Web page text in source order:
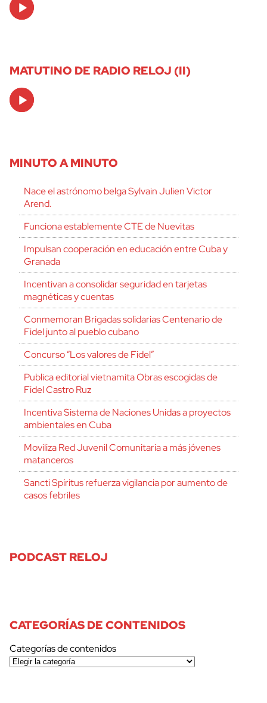
Player
MATUTINO DE RADIO RELOJ (II)
Audio
Player
MINUTO A MINUTO
Nace el astrónomo belga Sylvain Julien Victor
Arend.
Funciona establemente CTE de Nuevitas
Impulsan cooperación en educación entre Cuba y
Granada
Incentivan a consolidar seguridad en tarjetas
magnéticas y cuentas
Conmemoran Brigadas solidarias Centenario de
Fidel junto al pueblo cubano
Concurso “Los valores de Fidel”
Publica editorial vietnamita Obras escogidas de
Fidel Castro Ruz
Incentiva Sistema de Naciones Unidas a proyectos
ambientales en Cuba
Moviliza Red Juvenil Comunitaria a más jóvenes
matanceros
Sancti Spíritus refuerza vigilancia por aumento de
casos febriles
PODCAST RELOJ
CATEGORÍAS DE CONTENIDOS
Categorías de contenidos